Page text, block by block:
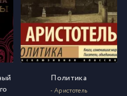
Политика
- Аристотель